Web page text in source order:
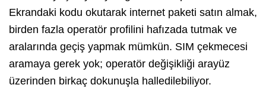
Ekrandaki kodu okutarak internet paketi satın almak,
birden fazla operatör profilini hafızada tutmak ve
aralarında geçiş yapmak mümkün. SIM çekmecesi
aramaya gerek yok; operatör değişikliği arayüz
üzerinden birkaç dokunuşla halledilebiliyor.